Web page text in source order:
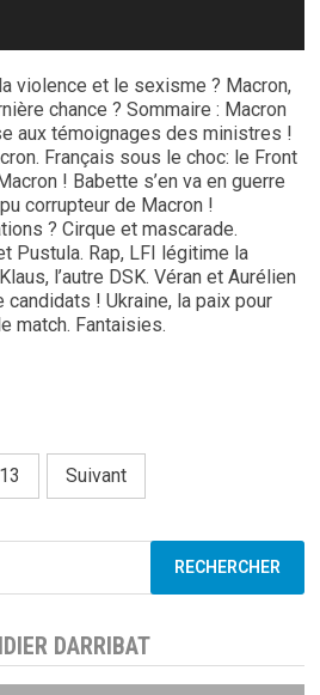
violence et le sexisme ? Macron,
chance ? Sommaire : Macron
aux témoignages des ministres !
Français sous le choc: le Front
! Babette s’en va en guerre
corrupteur de Macron !
? Cirque et mascarade.
Pustula. Rap, LFI légitime la
l’autre DSK. Véran et Aurélien
candidats ! Ukraine, la paix pour
match. Fantaisies.
13 Suivant
DARRIBAT